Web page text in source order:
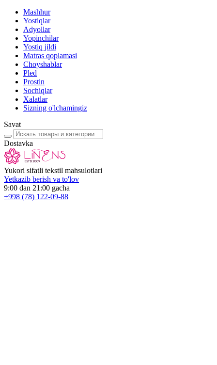
Mashhur
Yostiqlar
Adyollar
Yopinchilar
Yostiq jildi
Matras qoplamasi
Choyshablar
Pled
Prostin
Sochiqlar
Xalatlar
Sizning o'lchamingiz
Savat
Dostavka
Yukori sifatli tekstil mahsulotlari
Yetkazib berish va to'lov
9:00 dan 21:00 gacha
+998 (78) 122-09-88